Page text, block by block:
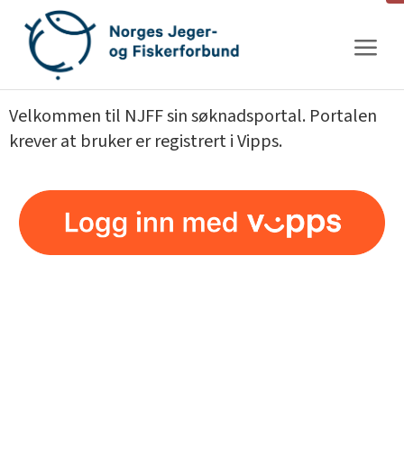
innhold
Velkommen til NJFF sin søknadsportal. Portalen
krever at bruker er registrert i Vipps.